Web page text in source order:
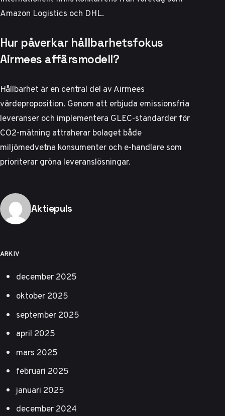
Amazon Logistics och DHL.
Hur påverkar hållbarhetsfokus
Airmees affärsmodell?
Hållbarhet är en central del av Airmees
värdeproposition. Genom att erbjuda emissionsfria
leveranser och implementera GLEC-standarder för
CO2-mätning attraherar bolaget både
miljömedvetna konsumenter och e-handlare som
prioriterar gröna leveranslösningar.
Publicerad av
Aktiepuls
ARKIV
december 2025
oktober 2025
september 2025
april 2025
mars 2025
februari 2025
januari 2025
december 2024